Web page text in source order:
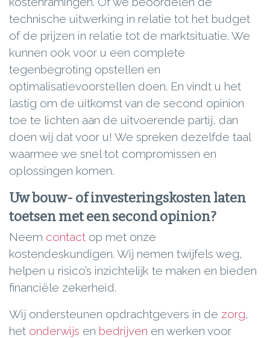
technische uitwerking in relatie tot het budget
of de prijzen in relatie tot de marktsituatie. We
kunnen ook voor u een complete
tegenbegroting opstellen en
optimalisatievoorstellen doen. En vindt u het
lastig om de uitkomst van de second opinion
toe te lichten aan de uitvoerende partij, dan
doen wij dat voor u! We spreken dezelfde taal
waarmee we snel tot compromissen en
oplossingen komen.
Uw bouw- of investeringskosten laten
toetsen met een second opinion?
Neem contact op met onze
kostendeskundigen. Wij nemen twijfels weg,
helpen u risico’s inzichtelijk te maken en bieden
financiële zekerheid.
Wij ondersteunen opdrachtgevers in de zorg,
het onderwijs en bedrijven en werken voor